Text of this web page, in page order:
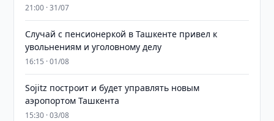
21:00 · 31/07
Случай с пенсионеркой в Ташкенте привел к
увольнениям и уголовному делу
16:15 · 01/08
Sojitz построит и будет управлять новым
аэропортом Ташкента
15:30 · 03/08